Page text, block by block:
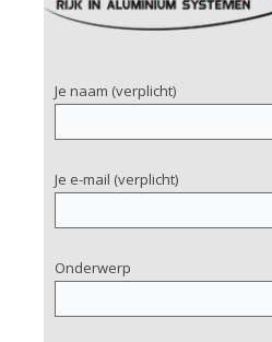
Je naam (verplicht)
Je e-mail (verplicht)
Onderwerp